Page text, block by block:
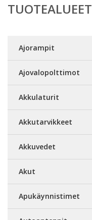
TUOTEALUEET
Ajorampit
Ajovalopolttimot
Akkulaturit
Akkutarvikkeet
Akkuvedet
Akut
Apukäynnistimet